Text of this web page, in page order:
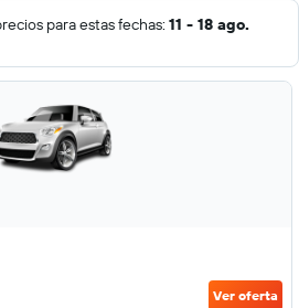
para estas fechas: 11 - 18 ago.
Ver oferta